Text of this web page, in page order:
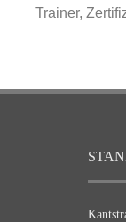
Trainer,